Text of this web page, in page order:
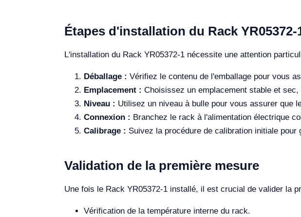
Étapes d'installation du Rack YR05372-
L'installation du Rack YR05372-1 nécessite une attention
Déballage : Vérifiez le contenu de l'emballage pour vous
Emplacement : Choisissez un emplacement stable et
Niveau : Utilisez un niveau à bulle pour vous assurer que
Connexion : Branchez le rack à l'alimentation électrique
Calibrage : Suivez la procédure de calibration initiale
Validation de la première mesure
Une fois le Rack YR05372-1 installé, il est crucial de valider la
Vérification de la température interne du rack.